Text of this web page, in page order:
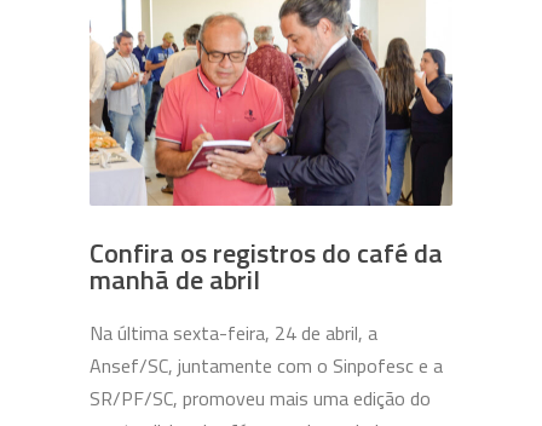
Confira os registros do café da
manhã de abril
Na última sexta-feira, 24 de abril, a
Ansef/SC, juntamente com o Sinpofesc e a
SR/PF/SC, promoveu mais uma edição do